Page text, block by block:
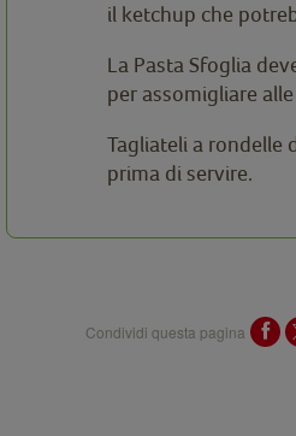
il ketchup che
La Pasta Sfoglia
per assomigliare
Tagliateli a rondelle
prima di servire.
Condividi questa pagina